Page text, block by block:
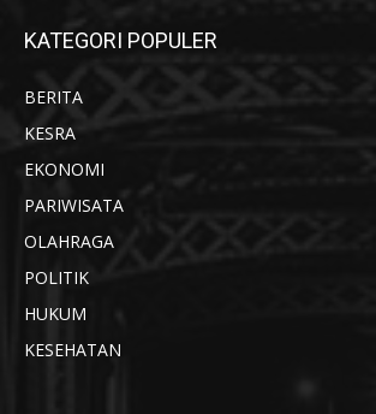
KATEGORI POPULER
BERITA
KESRA
EKONOMI
PARIWISATA
OLAHRAGA
POLITIK
HUKUM
KESEHATAN